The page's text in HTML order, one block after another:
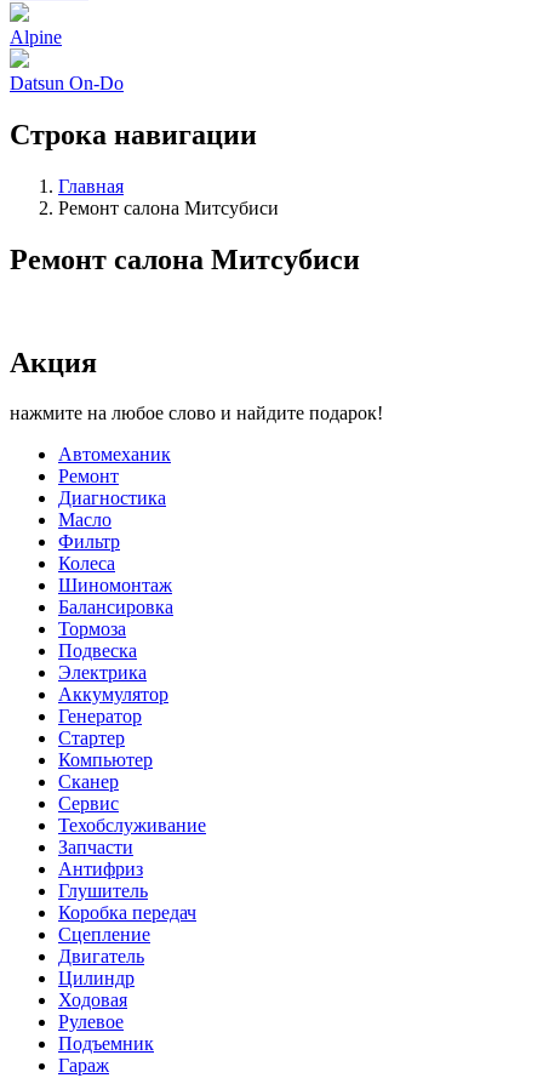
Alpine
Datsun On-Do
Строка навигации
Главная
Ремонт салона Митсубиси
Ремонт салона Митсубиси
Акция
нажмите на любое слово и найдите подарок!
Автомеханик
Ремонт
Диагностика
Масло
Фильтр
Колеса
Шиномонтаж
Балансировка
Тормоза
Подвеска
Электрика
Аккумулятор
Генератор
Стартер
Компьютер
Сканер
Сервис
Техобслуживание
Запчасти
Антифриз
Глушитель
Коробка передач
Сцепление
Двигатель
Цилиндр
Ходовая
Рулевое
Подъемник
Гараж